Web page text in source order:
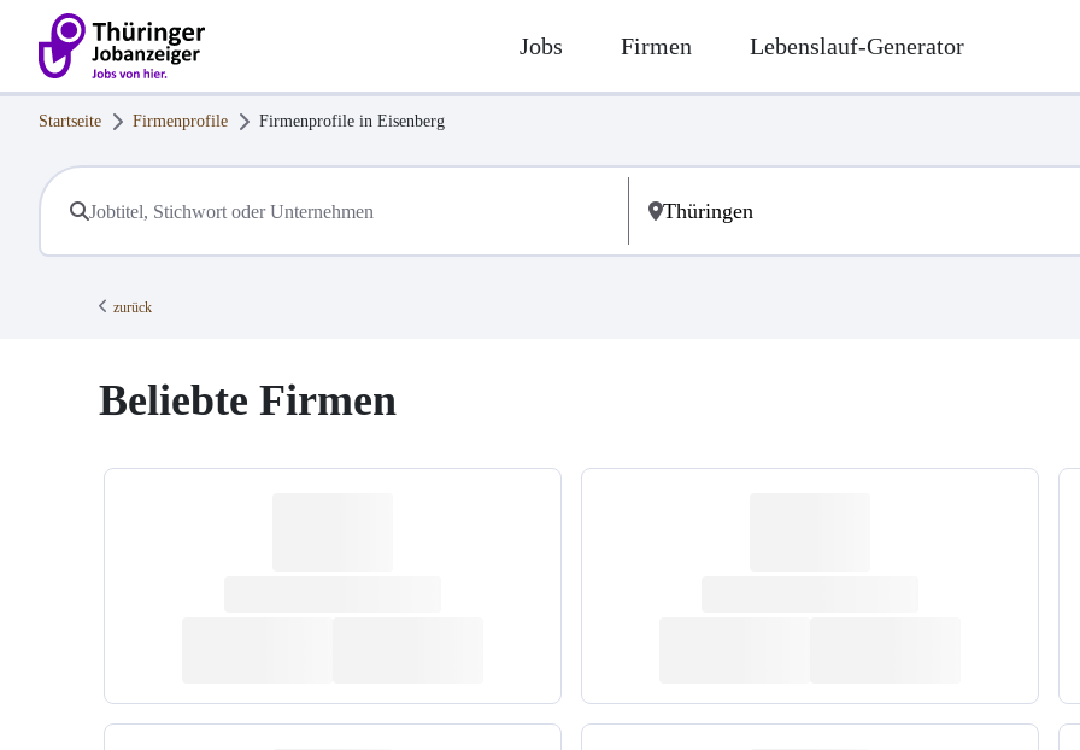
Jobs Firmen Lebenslauf-Generator
Startseite Firmenprofile Firmenprofile in Eisenberg
zurück
Beliebte Firmen